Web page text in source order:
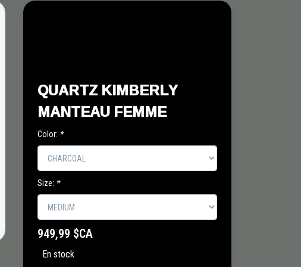
QUARTZ KIMBERLY
MANTEAU FEMME
Color: *
Size: *
949,99 $CA
En stock